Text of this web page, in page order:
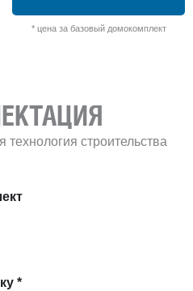
* цена за базовый домокомплект
строительства
*